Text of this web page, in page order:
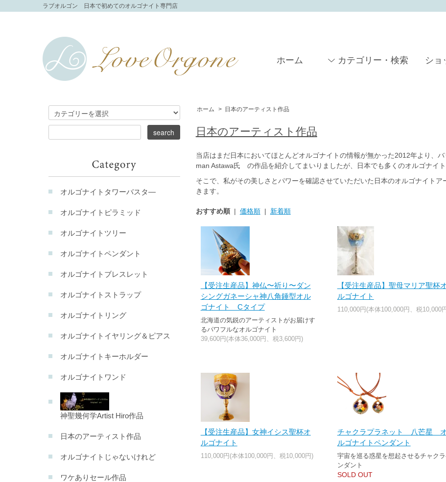
ラブオルゴン 日本で初めてのオルゴナイト専門店
ホーム カテゴリー・検索 ショ
ホーム > 日本のアーティスト作品
日本のアーティスト作品
当店はまだ日本においてほとんどオルゴナイトの情報が無かった2012年より、
man Astawa氏 の作品を紹介してまいりましたが、日本でも多くのオルゴナイト
そこで、私がその美しさとパワーを確認させていただいた日本のオルゴナイト
きます。
おすすめ順| 価格順| 新着順
【受注生産品】神仏〜祈り〜ダン
シングガネーシャ神八角錘型オル
ゴナイト Cタイプ
北海道の気鋭のアーティストがお届けす
るパワフルなオルゴナイト
39,600円(本体36,000円、税3,600円)
【受注生産品】聖母マリア聖杯
ルゴナイト
110,000円(本体100,000円、税10,000
【受注生産品】女神イシス聖杯オ
ルゴナイト
110,000円(本体100,000円、税10,000円)
チャクラプラネット 八芒星
ルゴナイトペンダント
宇宙を巡る惑星を想起させるチャク
ンダント
SOLD OUT
オルゴナイトタワーバスタ―
オルゴナイトピラミッド
オルゴナイトツリー
オルゴナイトペンダント
オルゴナイトブレスレット
オルゴナイトストラップ
オルゴナイトリング
オルゴナイトイヤリング＆ピアス
オルゴナイトキーホルダー
オルゴナイトワンド
神聖幾何学Artist Hiro作品
日本のアーティスト作品
オルゴナイトじゃないけれど
ワケありセール作品